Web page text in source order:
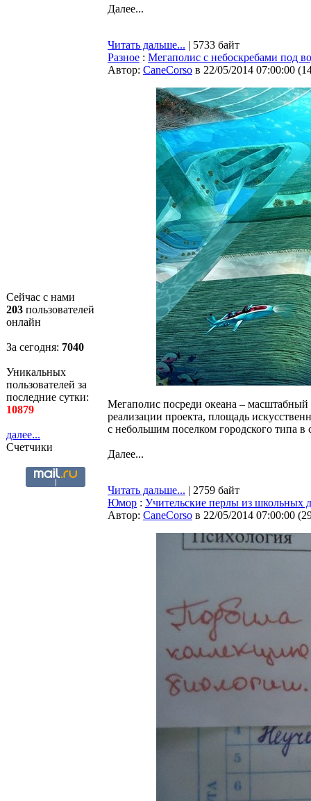
Сейчас с нами
203 пользователей
онлайн
За сегодня: 7041
Уникальных
пользователей за
последние сутки:
10879
далее...
Счетчики
Далее...
Читать дальше... | 5733 байт
Разное : Мегаполис с небоскребами под
Автор: CaneCorso в 22/05/2014 07:00:00 (
Мегаполис посреди океана – масштабный
реализации проекта, площадь
с небольшим поселком городского типа в
Далее...
Читать дальше... | 2759 байт
Юмор : Учительские перлы из школьных
Автор: CaneCorso в 22/05/2014 07:00:00 (